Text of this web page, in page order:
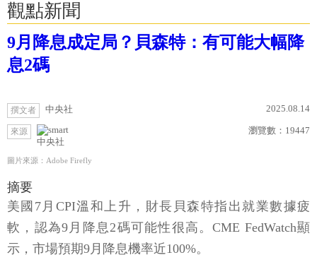
觀點新聞
9月降息成定局？貝森特：有可能大幅降
息2碼
撰文者 中央社 2025.08.14
來源
中央社
瀏覽數： 19447
圖片來源：Adobe Firefly
摘要
美國7月CPI溫和上升，財長貝森特指出就業數據疲
軟，認為9月降息2碼可能性很高。CME FedWatch顯
示，市場預期9月降息機率近100%。